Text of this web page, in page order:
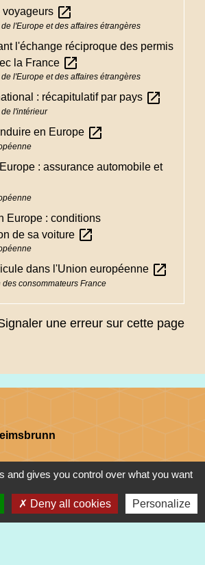
open_in_new
l'Europe et des affaires étrangères
l'échange réciproque des permis
la France open_in_new
l'Europe et des affaires étrangères
: récapitulatif par pays open_in_new
l'intérieur
en Europe open_in_new
: assurance automobile et
Europe : conditions
de sa voiture open_in_new
dans l'Union européenne open_in_new
consommateurs France
une erreur sur cette page
- FRANCE
and gives you control over what you want
Deny all cookies Personalize